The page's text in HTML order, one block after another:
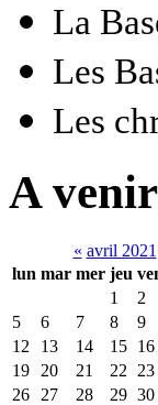
La
Les
Les
A venir
« avril 2021
lun mar mer jeu
1
2
5
6 7 8 9
12
13 14 15 16
19
20 21 22 23
26
27 28 29 30